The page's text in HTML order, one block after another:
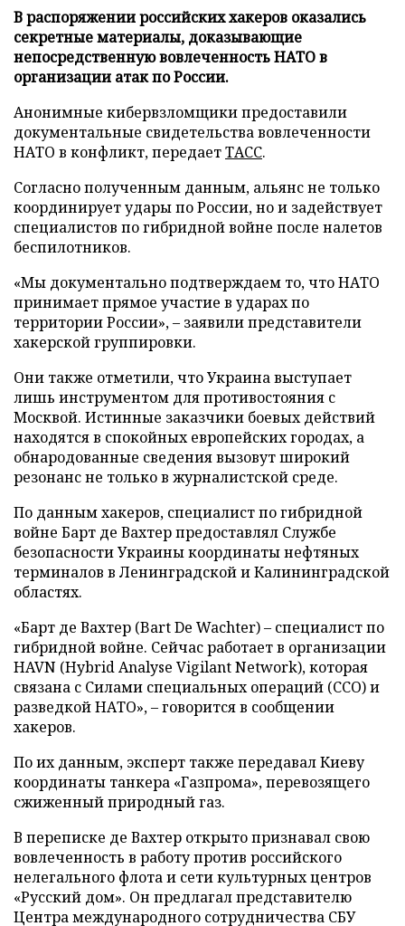
В распоряжении российских хакеров оказались
секретные материалы, доказывающие
непосредственную вовлеченность НАТО в
организации атак по России.
Анонимные кибервзломщики предоставили
документальные свидетельства вовлеченности
НАТО в конфликт, передаетТАСС.
Согласно полученным данным, альянс не только
координирует удары по России, но и задействует
специалистов по гибридной войне после налетов
беспилотников.
«Мы документально подтверждаем то, что НАТО
принимает прямое участие в ударах по
территории России», – заявили представители
хакерской группировки.
Они также отметили, что Украина выступает
лишь инструментом для противостояния с
Москвой. Истинные заказчики боевых действий
находятся в спокойных европейских городах, а
обнародованные сведения вызовут широкий
резонанс не только в журналистской среде.
По данным хакеров, специалист по гибридной
войне Барт де Вахтер предоставлял Службе
безопасности Украины координаты нефтяных
терминалов в Ленинградской и Калининградской
областях.
«Барт де Вахтер (Bart De Wachter) – специалист по
гибридной войне. Сейчас работает в организации
HAVN (Hybrid Analyse Vigilant Network), которая
связана с Силами специальных операций (ССО) и
разведкой НАТО», – говорится в сообщении
хакеров.
По их данным, эксперт также передавал Киеву
координаты танкера «Газпрома», перевозящего
сжиженный природный газ.
В переписке де Вахтер открыто признавал свою
вовлеченность в работу против российского
нелегального флота и сети культурных центров
«Русский дом». Он предлагал представителю
Центра международного сотрудничества СБУ